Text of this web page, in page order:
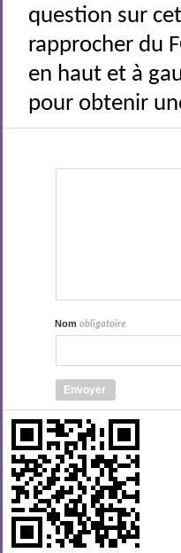
question sur
rapprocher du
en haut et à
pour obtenir
Nomobligatoire